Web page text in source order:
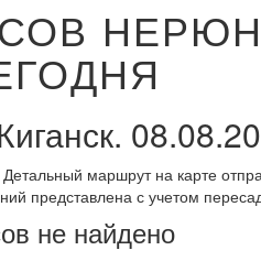
маршрут на карте
представлена с учетом
не найдено